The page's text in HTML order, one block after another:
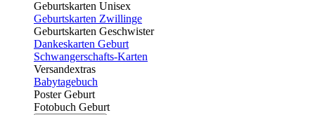
Geburtskarten Unisex
Geburtskarten Zwillinge
Geburtskarten Geschwister
Dankeskarten Geburt
Schwangerschafts-Karten
Versandextras
Babytagebuch
Poster Geburt
Fotobuch Geburt